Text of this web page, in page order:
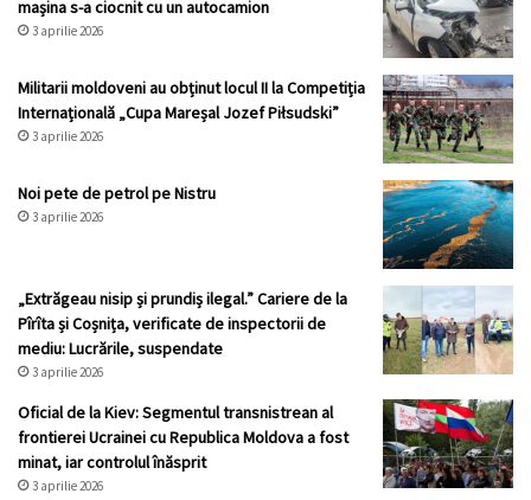
mașina s-a ciocnit cu un autocamion
3 aprilie 2026
Militarii moldoveni au obținut locul II la Competiția
Internațională „Cupa Mareșal Jozef Piłsudski”
3 aprilie 2026
Noi pete de petrol pe Nistru
3 aprilie 2026
„Extrăgeau nisip și prundiș ilegal.” Cariere de la
Pîrîta și Coșnița, verificate de inspectorii de
mediu: Lucrările, suspendate
3 aprilie 2026
Oficial de la Kiev: Segmentul transnistrean al
frontierei Ucrainei cu Republica Moldova a fost
minat, iar controlul înăsprit
3 aprilie 2026